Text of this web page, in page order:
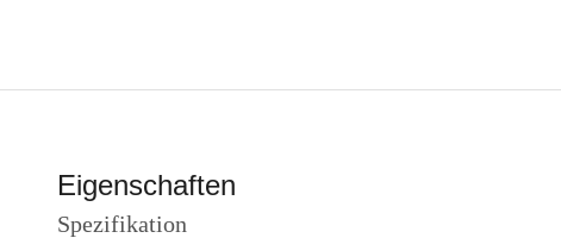
Eigenschaften
Spezifikation